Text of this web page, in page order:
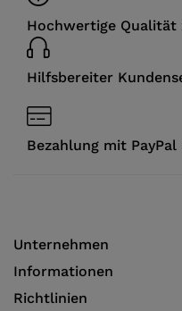
Hochwertige Qualität
Hilfsbereiter
Bezahlung mit
Unternehmen
Informationen​
Richtlinien